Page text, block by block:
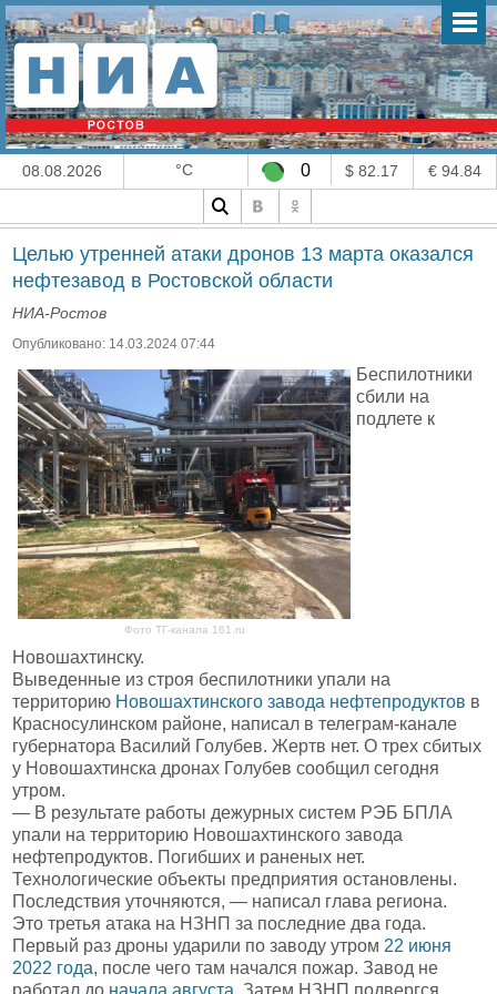
08.08.2026 °C 0 $ 82.17 € 94.84
Целью утренней атаки дронов 13 марта оказался
нефтезавод в Ростовской области
НИА-Ростов
Опубликовано: 14.03.2024 07:44
Фото ТГ-канала 161.ru
Беспилотники
сбили на
подлете к
Новошахтинску.
Выведенные из строя беспилотники упали на
территорию Новошахтинского завода нефтепродуктов в
Красносулинском районе, написал в телеграм-канале
губернатора Василий Голубев. Жертв нет. О трех сбитых
у Новошахтинска дронах Голубев сообщил сегодня
утром.
— В результате работы дежурных систем РЭБ БПЛА
упали на территорию Новошахтинского завода
нефтепродуктов. Погибших и раненых нет.
Технологические объекты предприятия остановлены.
Последствия уточняются, — написал глава региона.
Это третья атака на НЗНП за последние два года.
Первый раз дроны ударили по заводу утром 22 июня
2022 года, после чего там начался пожар. Завод не
работал до начала августа . Затем НЗНП подвергся